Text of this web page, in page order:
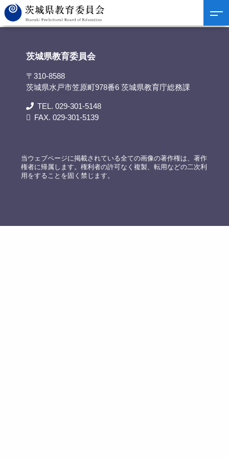
茨城県教育委員会>資料提供>次世代グローバルリーダー育成プログラム「第1回
研修会」開催
茨城県教育委員会
〒310-8588
茨城県水戸市笠原町978番6 茨城県教育庁総務課
TEL. 029-301-5148
FAX. 029-301-5139
当ウェブページに掲載されている全ての画像の著作権は、著作
権者に帰属します。権利者の許可なく複製、転用などの二次利
用をすることを固く禁じます。